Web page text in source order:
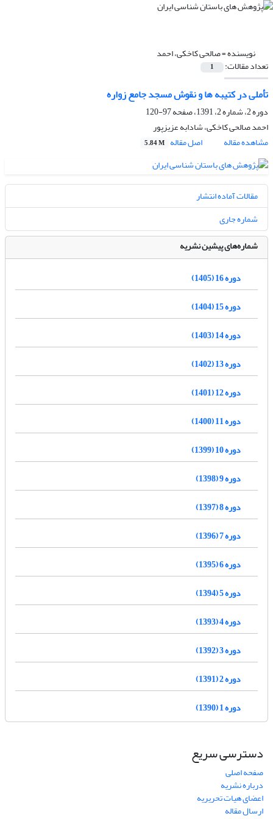
نویسنده =صالحی کاخکی، احمد
تعداد مقالات: 1
تأملی در کتیبه ها و نقوش مسجد جامع زواره
دوره 2، شماره 2، 1391، صفحه
97-120
احمد صالحی کاخکی، شادابه عزیزپور
مشاهده مقاله
اصل مقاله 5.84 M
مقالات آماده انتشار
شماره جاری
شماره‌های پیشین نشریه
دوره 16 (1405)
دوره 15 (1404)
دوره 14 (1403)
دوره 13 (1402)
دوره 12 (1401)
دوره 11 (1400)
دوره 10 (1399)
دوره 9 (1398)
دوره 8 (1397)
دوره 7 (1396)
دوره 6 (1395)
دوره 5 (1394)
دوره 4 (1393)
دوره 3 (1392)
دوره 2 (1391)
دوره 1 (1390)
دسترسی سریع
صفحه اصلی
درباره نشریه
اعضای هیات تحریریه
ارسال مقاله